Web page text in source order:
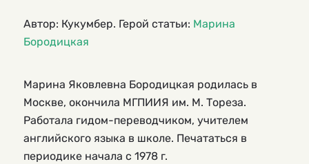
Автор: Кукумбер. Герой статьи: Марина
Бородицкая
Марина Яковлевна Бородицкая родилась в
Москве, окончила МГПИИЯ им. М. Тореза.
Работала гидом-переводчиком, учителем
английского языка в школе. Печататься в
периодике начала с 1978 г.